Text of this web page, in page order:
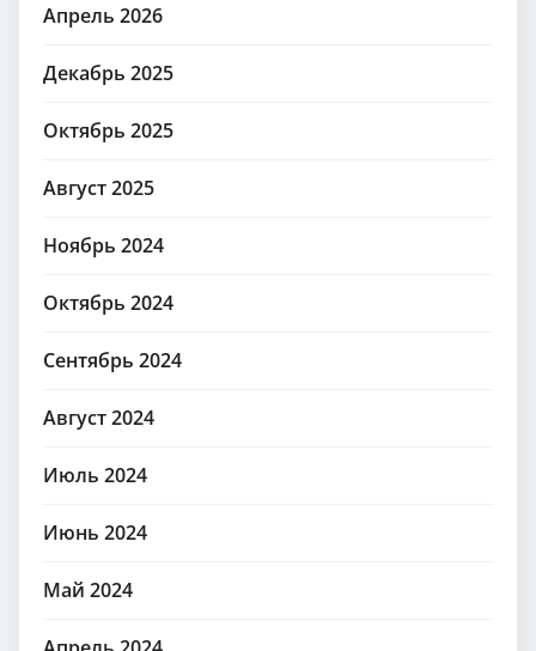
Апрель 2026
Декабрь 2025
Октябрь 2025
Август 2025
Ноябрь 2024
Октябрь 2024
Сентябрь 2024
Август 2024
Июль 2024
Июнь 2024
Май 2024